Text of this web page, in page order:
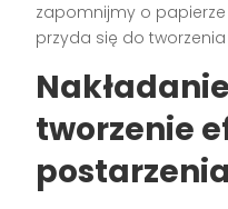
zapomnijmy o
przyda się do
tworzenie
postarzenia